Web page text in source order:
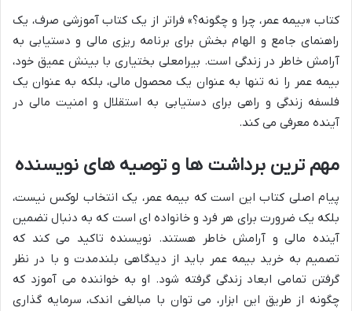
کتاب «بیمه عمر، چرا و چگونه؟» فراتر از یک کتاب آموزشی صرف، یک
راهنمای جامع و الهام بخش برای برنامه ریزی مالی و دستیابی به
آرامش خاطر در زندگی است. بیرامعلی بختیاری با بینش عمیق خود،
بیمه عمر را نه تنها به عنوان یک محصول مالی، بلکه به عنوان یک
فلسفه زندگی و راهی برای دستیابی به استقلال و امنیت مالی در
آینده معرفی می کند.
مهم ترین برداشت ها و توصیه های نویسنده
پیام اصلی کتاب این است که بیمه عمر، یک انتخاب لوکس نیست،
بلکه یک ضرورت برای هر فرد و خانواده ای است که به دنبال تضمین
آینده مالی و آرامش خاطر هستند. نویسنده تاکید می کند که
تصمیم به خرید بیمه عمر باید از دیدگاهی بلندمدت و با در نظر
گرفتن تمامی ابعاد زندگی گرفته شود. او به خواننده می آموزد که
چگونه از طریق این ابزار، می توان با مبالغی اندک، سرمایه گذاری